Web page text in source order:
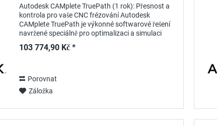
Autodesk CAMplete TruePath (1 rok): Přesnost a
kontrola pro vaše CNC frézování Autodesk
CAMplete TruePath je výkonné softwarové řešení
navržené speciálně pro optimalizaci a simulaci
získáte...
103 774,90 Kč *
Porovnat
Záložka